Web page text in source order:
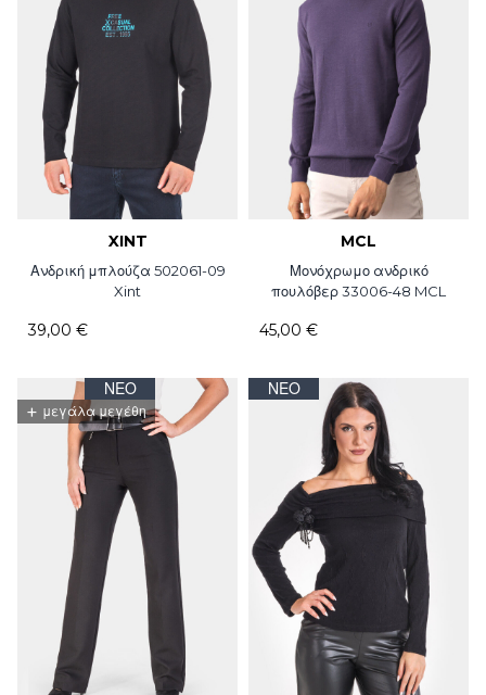
XINT
Ανδρική μπλούζα 502061-09
Xint
39,00 €
MCL
Μονόχρωμο ανδρικό
πουλόβερ 33006-48 MCL
45,00 €
ΝΈΟ
+ μεγάλα μεγέθη
ΝΈΟ